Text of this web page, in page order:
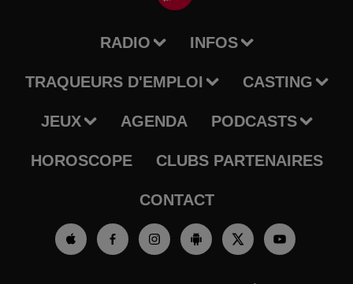
RADIO INFOS
TRAQUEURS D'EMPLOI CASTING
JEUX AGENDA PODCASTS
HOROSCOPE CLUBS PARTENAIRES
CONTACT